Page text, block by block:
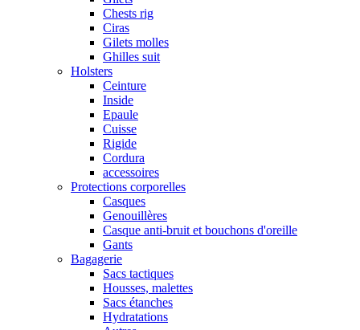
Chests rig
Ciras
Gilets molles
Ghilles suit
Holsters
Ceinture
Inside
Epaule
Cuisse
Rigide
Cordura
accessoires
Protections corporelles
Casques
Genouillères
Casque anti-bruit et bouchons d'oreille
Gants
Bagagerie
Sacs tactiques
Housses, malettes
Sacs étanches
Hydratations